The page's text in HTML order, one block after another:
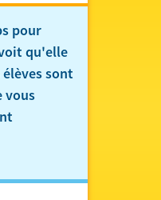
pour
qu'elle
sont
vous